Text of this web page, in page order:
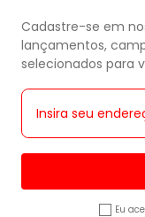
Cadastre-se em
lançamentos,
selecionados para
Eu